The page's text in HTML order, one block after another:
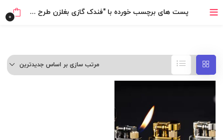
خرید قسطی با ترب‌پی پست های برچسب خورده با "فندک گازی بغلزن طرح کنستانتین (اورجینال)" 0
مرتب سازی بر اساس جدیدترین